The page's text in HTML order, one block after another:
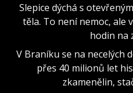
Slepice dýchá s
těla. To není nemoc, ale
hodin na
V Braníku se na necelých
přes 40 milionů let
zkamenělin,